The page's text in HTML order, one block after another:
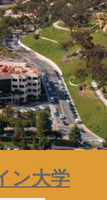
ン大学